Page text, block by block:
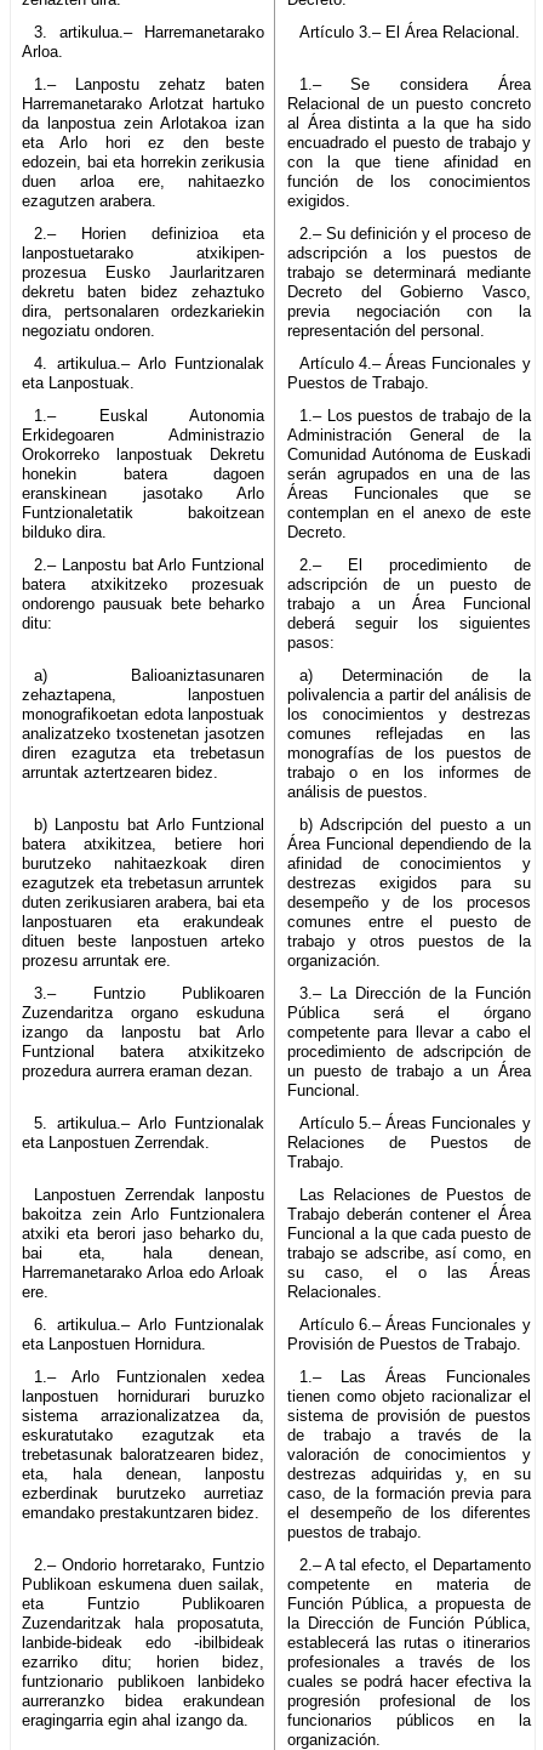
3. artikulua.– Harremanetarako
Arloa.
Artículo 3.– El Área Relacional.
1.– Lanpostu zehatz baten
Harremanetarako Arlotzat hartuko
da lanpostua zein Arlotakoa izan
eta Arlo hori ez den beste
edozein, bai eta horrekin zerikusia
duen arloa ere, nahitaezko
ezagutzen arabera.
1.– Se considera Área
Relacional de un puesto concreto
al Área distinta a la que ha sido
encuadrado el puesto de trabajo y
con la que tiene afinidad en
función de los conocimientos
exigidos.
2.– Horien definizioa eta
lanpostuetarako atxikipen-
prozesua Eusko Jaurlaritzaren
dekretu baten bidez zehaztuko
dira, pertsonalaren ordezkariekin
negoziatu ondoren.
2.– Su definición y el proceso de
adscripción a los puestos de
trabajo se determinará mediante
Decreto del Gobierno Vasco,
previa negociación con la
representación del personal.
4. artikulua.– Arlo Funtzionalak
eta Lanpostuak.
Artículo 4.– Áreas Funcionales y
Puestos de Trabajo.
1.– Euskal Autonomia
Erkidegoaren Administrazio
Orokorreko lanpostuak Dekretu
honekin batera dagoen
eranskinean jasotako Arlo
Funtzionaletatik bakoitzean
bilduko dira.
1.– Los puestos de trabajo de la
Administración General de la
Comunidad Autónoma de Euskadi
serán agrupados en una de las
Áreas Funcionales que se
contemplan en el anexo de este
Decreto.
2.– Lanpostu bat Arlo Funtzional
batera atxikitzeko prozesuak
ondorengo pausuak bete beharko
ditu:
2.– El procedimiento de
adscripción de un puesto de
trabajo a un Área Funcional
deberá seguir los siguientes
pasos:
a) Balioaniztasunaren
zehaztapena, lanpostuen
monografikoetan edota lanpostuak
analizatzeko txostenetan jasotzen
diren ezagutza eta trebetasun
arruntak aztertzearen bidez.
a) Determinación de la
polivalencia a partir del análisis de
los conocimientos y destrezas
comunes reflejadas en las
monografías de los puestos de
trabajo o en los informes de
análisis de puestos.
b) Lanpostu bat Arlo Funtzional
batera atxikitzea, betiere hori
burutzeko nahitaezkoak diren
ezagutzek eta trebetasun arruntek
duten zerikusiaren arabera, bai eta
lanpostuaren eta erakundeak
dituen beste lanpostuen arteko
prozesu arruntak ere.
b) Adscripción del puesto a un
Área Funcional dependiendo de la
afinidad de conocimientos y
destrezas exigidos para su
desempeño y de los procesos
comunes entre el puesto de
trabajo y otros puestos de la
organización.
3.– Funtzio Publikoaren
Zuzendaritza organo eskuduna
izango da lanpostu bat Arlo
Funtzional batera atxikitzeko
prozedura aurrera eraman dezan.
3.– La Dirección de la Función
Pública será el órgano
competente para llevar a cabo el
procedimiento de adscripción de
un puesto de trabajo a un Área
Funcional.
5. artikulua.– Arlo Funtzionalak
eta Lanpostuen Zerrendak.
Artículo 5.– Áreas Funcionales y
Relaciones de Puestos de
Trabajo.
Lanpostuen Zerrendak lanpostu
bakoitza zein Arlo Funtzionalera
atxiki eta berori jaso beharko du,
bai eta, hala denean,
Harremanetarako Arloa edo Arloak
ere.
Las Relaciones de Puestos de
Trabajo deberán contener el Área
Funcional a la que cada puesto de
trabajo se adscribe, así como, en
su caso, el o las Áreas
Relacionales.
6. artikulua.– Arlo Funtzionalak
eta Lanpostuen Hornidura.
Artículo 6.– Áreas Funcionales y
Provisión de Puestos de Trabajo.
1.– Arlo Funtzionalen xedea
lanpostuen hornidurari buruzko
sistema arrazionalizatzea da,
eskuratutako ezagutzak eta
trebetasunak baloratzearen bidez,
eta, hala denean, lanpostu
ezberdinak burutzeko aurretiaz
emandako prestakuntzaren bidez.
1.– Las Áreas Funcionales
tienen como objeto racionalizar el
sistema de provisión de puestos
de trabajo a través de la
valoración de conocimientos y
destrezas adquiridas y, en su
caso, de la formación previa para
el desempeño de los diferentes
puestos de trabajo.
2.– Ondorio horretarako, Funtzio
Publikoan eskumena duen sailak,
eta Funtzio Publikoaren
Zuzendaritzak hala proposatuta,
lanbide-bideak edo -ibilbideak
ezarriko ditu; horien bidez,
funtzionario publikoen lanbideko
aurreranzko bidea erakundean
eragingarria egin ahal izango da.
2.– A tal efecto, el Departamento
competente en materia de
Función Pública, a propuesta de
la Dirección de Función Pública,
establecerá las rutas o itinerarios
profesionales a través de los
cuales se podrá hacer efectiva la
progresión profesional de los
funcionarios públicos en la
organización.